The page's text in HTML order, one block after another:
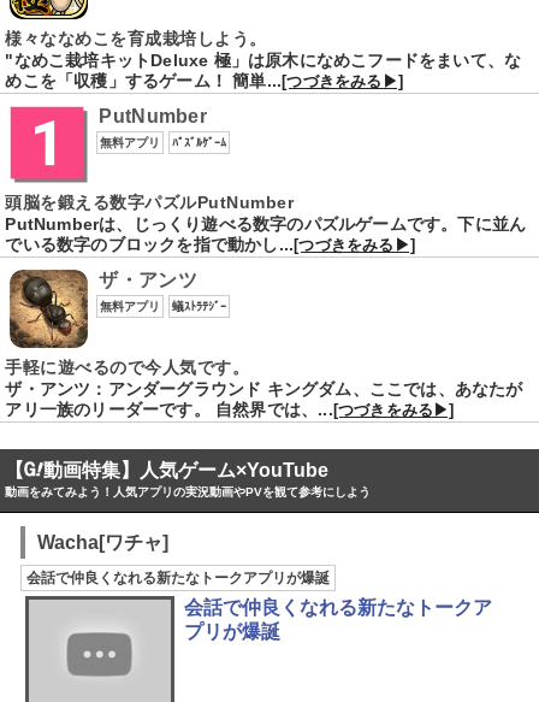
様々ななめこを育成栽培しよう。
"なめこ栽培キットDeluxe 極」は原木になめこフードをまいて、な
めこを「収穫」するゲーム！ 簡単...[つづきをみる▶]
PutNumber
無料アプリ ﾊﾟｽﾞﾙｹﾞｰﾑ
頭脳を鍛える数字パズルPutNumber
PutNumberは、じっくり遊べる数字のパズルゲームです。下に並ん
でいる数字のブロックを指で動かし...[つづきをみる▶]
ザ・アンツ
無料アプリ 蟻ｽﾄﾗﾃｼﾞｰ
手軽に遊べるので今人気です。
ザ・アンツ：アンダーグラウンド キングダム、ここでは、あなたが
アリ一族のリーダーです。 自然界では、...[つづきをみる▶]
【 動画特集】人気ゲーム×YouTube
動画をみてみよう！人気アプリの実況動画やPVを観て参考にしよう
Wacha[ワチャ]
会話で仲良くなれる新たなトークアプリが爆誕
会話で仲良くなれる新たなトークア
プリが爆誕